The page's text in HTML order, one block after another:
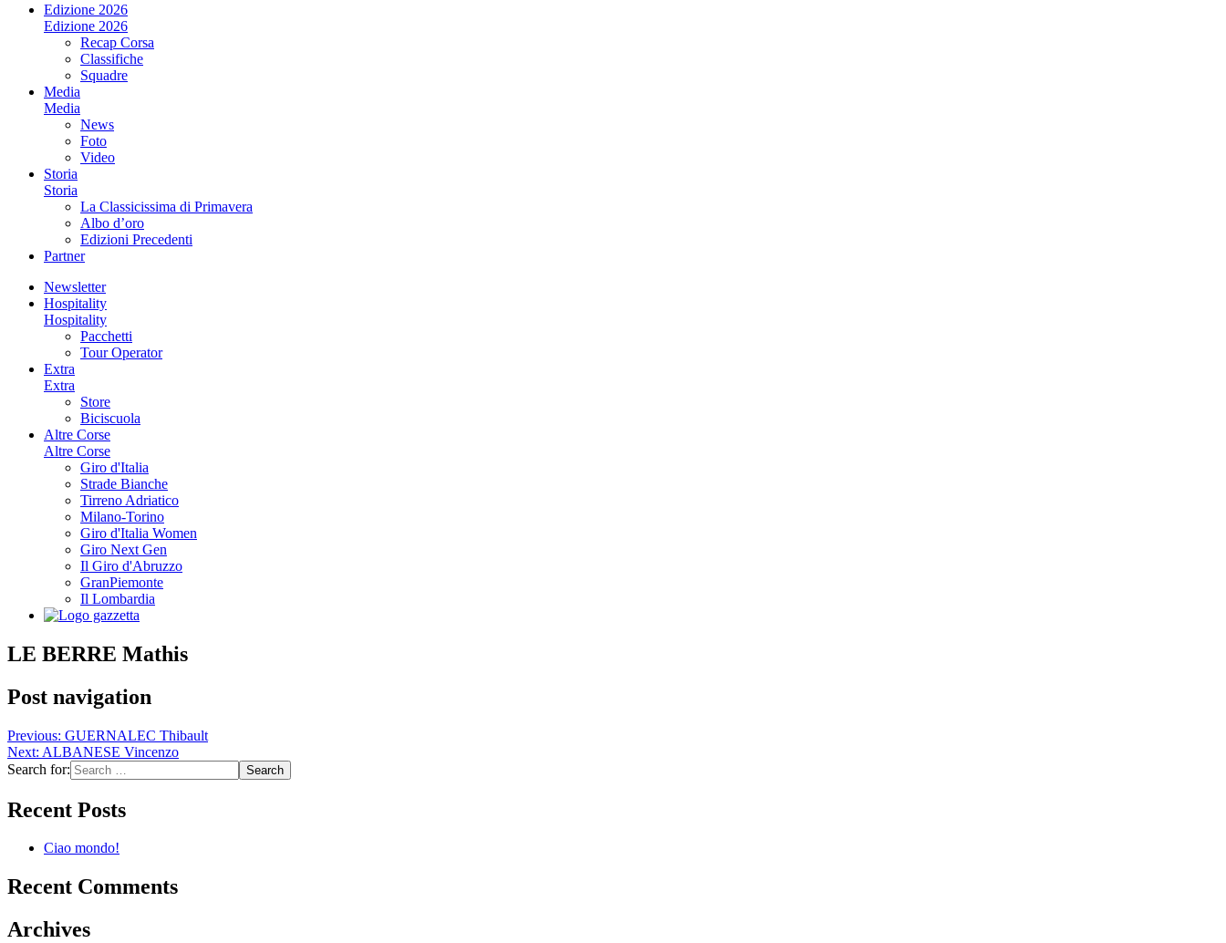
Edizione 2026
Edizione 2026
Recap Corsa
Classifiche
Squadre
Media
Media
News
Foto
Video
Storia
Storia
La Classicissima di Primavera
Albo d’oro
Edizioni Precedenti
Partner
Newsletter
Hospitality
Hospitality
Pacchetti
Tour Operator
Extra
Extra
Store
Biciscuola
Altre Corse
Altre Corse
Giro d'Italia
Strade Bianche
Tirreno Adriatico
Milano-Torino
Giro d'Italia Women
Giro Next Gen
Il Giro d'Abruzzo
GranPiemonte
Il Lombardia
LE BERRE Mathis
Post navigation
Previous: GUERNALEC Thibault
Next: ALBANESE Vincenzo
Search for:
Recent Posts
Ciao mondo!
Recent Comments
Archives